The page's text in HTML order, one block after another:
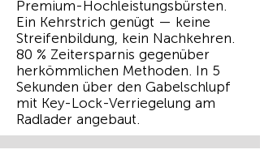
Premium-Hochleistungsbürsten.
Ein Kehrstrich genügt — keine
Streifenbildung, kein Nachkehren.
80 % Zeitersparnis gegenüber
herkömmlichen Methoden. In 5
Sekunden über den Gabelschlupf
mit Key-Lock-Verriegelung am
Radlader angebaut.